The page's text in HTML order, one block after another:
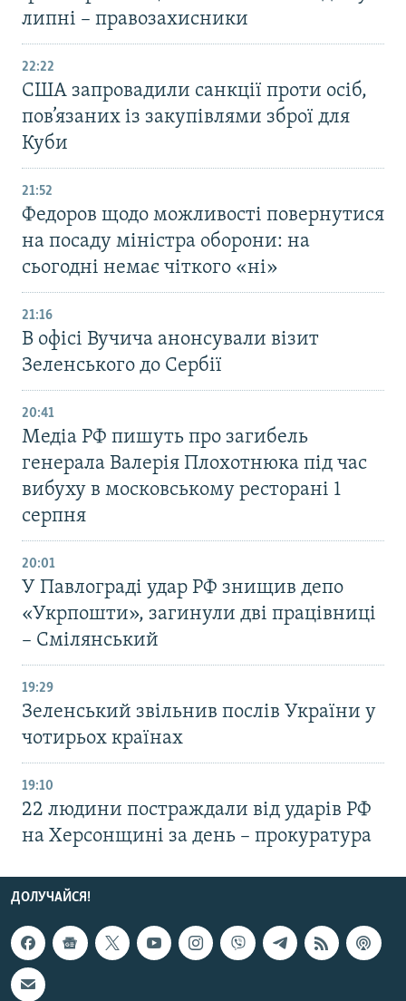
липні – правозахисники
22:22
США запровадили санкції проти осіб,
пов’язаних із закупівлями зброї для
Куби
21:52
Федоров щодо можливості повернутися
на посаду міністра оборони: на
сьогодні немає чіткого «ні»
21:16
В офісі Вучича анонсували візит
Зеленського до Сербії
20:41
Медіа РФ пишуть про загибель
генерала Валерія Плохотнюка під час
вибуху в московському ресторані 1
серпня
20:01
У Павлограді удар РФ знищив депо
«Укрпошти», загинули дві працівниці
– Смілянський
19:29
Зеленський звільнив послів України у
чотирьох країнах
19:10
22 людини постраждали від ударів РФ
на Херсонщині за день – прокуратура
ДОЛУЧАЙСЯ!